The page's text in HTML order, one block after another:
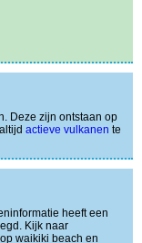
Deze zijn ontstaan op
actieve vulkanen te
heeft een
Kijk naar
waikiki beach en